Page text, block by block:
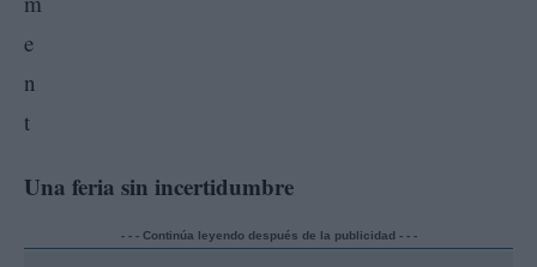
Una feria sin incertidumbre
- - - Continúa leyendo después de la publicidad - - -